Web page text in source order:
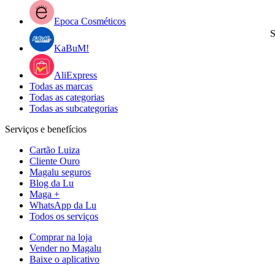
Epoca Cosméticos
KaBuM!
AliExpress
Todas as marcas
Todas as categorias
Todas as subcategorias
Serviços e benefícios
Cartão Luiza
Cliente Ouro
Magalu seguros
Blog da Lu
Maga +
WhatsApp da Lu
Todos os serviços
Comprar na loja
Vender no Magalu
Baixe o aplicativo